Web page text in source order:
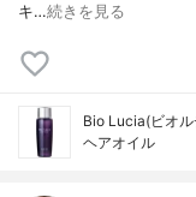
キ…続きを見る
Bio Lucia(ビオル
ヘアオイル